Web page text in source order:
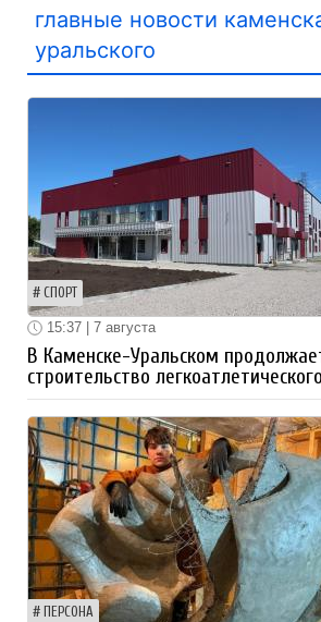
главные новости
уральского
СПОРТ
15:37 | 7 августа
В Каменске-Уральском
строительство
ПЕРСОНА